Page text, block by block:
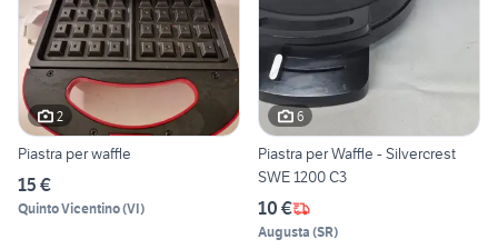
2
Piastra per waffle
15 €
Quinto Vicentino(VI)
6
Piastra per Waffle - Silvercrest
SWE 1200 C3
10 €
Augusta (SR)